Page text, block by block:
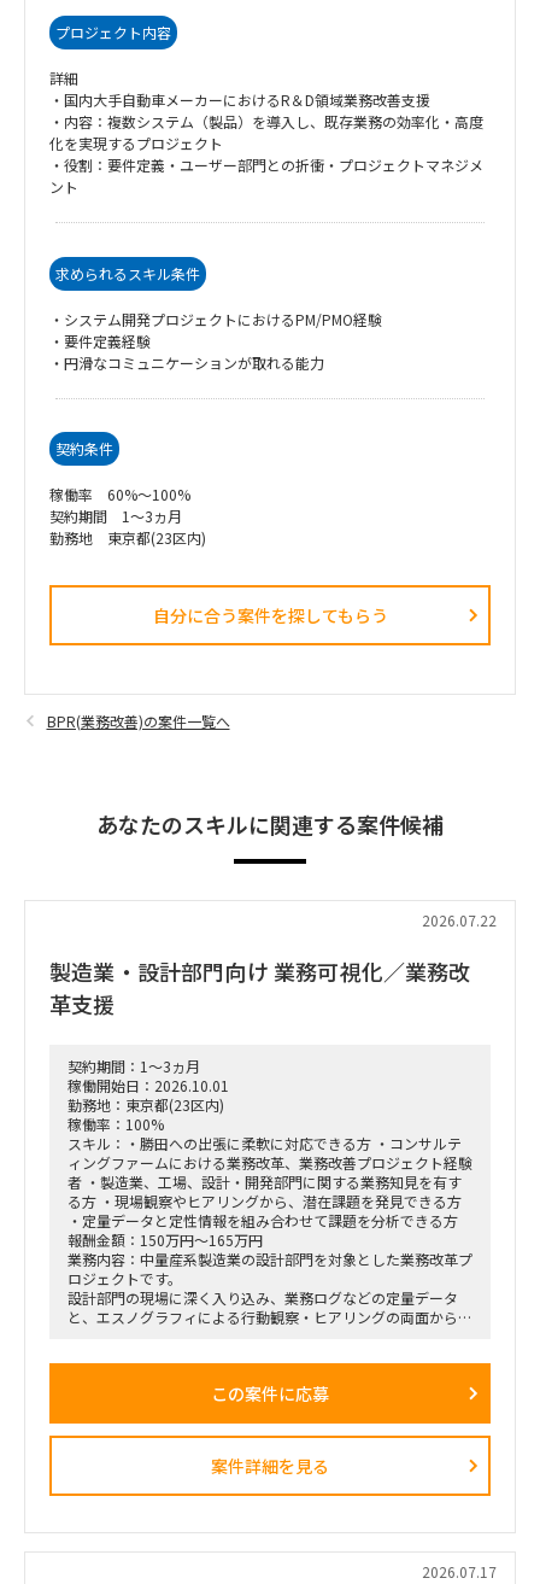
プロジェクト内容
詳細
・国内大手自動車メーカーにおけるR＆D領域業務改善支援
・内容：複数システム（製品）を導入し、既存業務の効率化・高度
化を実現するプロジェクト
・役割：要件定義・ユーザー部門との折衝・プロジェクトマネジメ
ント
求められるスキル条件
・システム開発プロジェクトにおけるPM/PMO経験
・要件定義経験
・円滑なコミュニケーションが取れる能力
契約条件
稼働率 60%～100%
契約期間 1～3ヵ月
勤務地 東京都(23区内)
自分に合う案件を探してもらう​
BPR(業務改善)の案件一覧へ
あなたのスキルに関連する案件候補
2026.07.22
製造業・設計部門向け 業務可視化／業務改
革支援
契約期間：1～3ヵ月
稼働開始日：2026.10.01
勤務地：東京都(23区内)
稼働率：100%
スキル：・勝田への出張に柔軟に対応できる方 ・コンサルテ
ィングファームにおける業務改革、業務改善プロジェクト経験
者 ・製造業、工場、設計・開発部門に関する業務知見を有す
る方 ・現場観察やヒアリングから、潜在課題を発見できる方
・定量データと定性情報を組み合わせて課題を分析できる方
報酬金額：150万円～165万円
業務内容：中量産系製造業の設計部門を対象とした業務改革プ
ロジェクトです。
設計部門の現場に深く入り込み、業務ログなどの定量データ
と、エスノグラフィによる行動観察・ヒアリングの両面から、
に対する改革提案および最終報告までを担います。
■業務内容
・設計部門のオフィス内における行動観察、エスノグラフィ調
・現場担当者へのヒアリングおよび顕在・潜在課題の整理
・課題の分析、構造化およびボトルネックの特定
この案件に応募
案件詳細を見る
2026.07.17